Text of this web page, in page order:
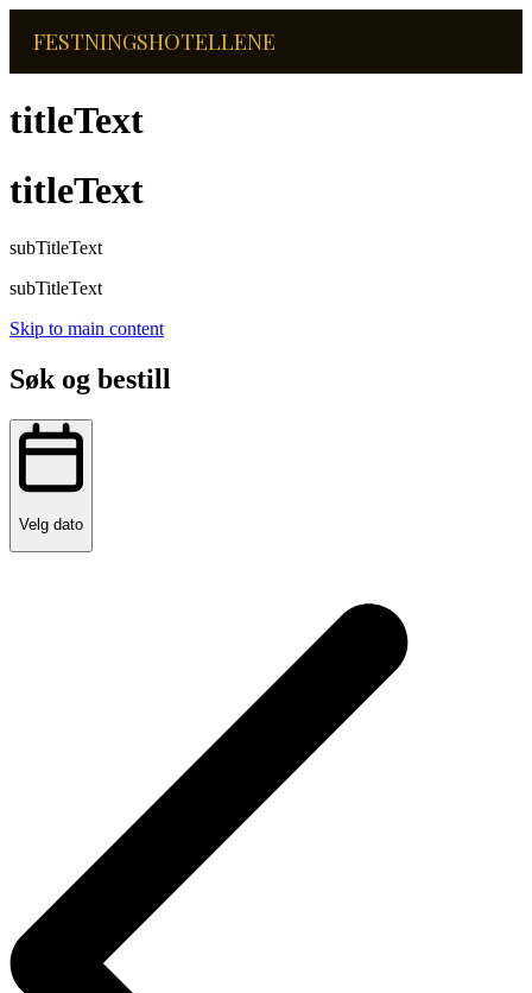
FESTNINGSHOTELLENE
titleText
titleText
subTitleText
subTitleText
Skip to main content
Søk og bestill
Velg dato